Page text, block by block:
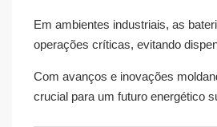
Em ambientes industriais, as
operações críticas, evitando
Com avanços e inovações
crucial para um futuro energético